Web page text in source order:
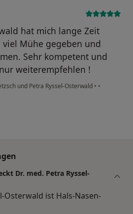
hat mich lange Zeit
Mühe gegeben und
Sehr kompetent und
weiterempfehlen !
und Petra Ryssel-Osterwald • •
Dr. med. Petra Ryssel-
Osterwald ist Hals-Nasen-